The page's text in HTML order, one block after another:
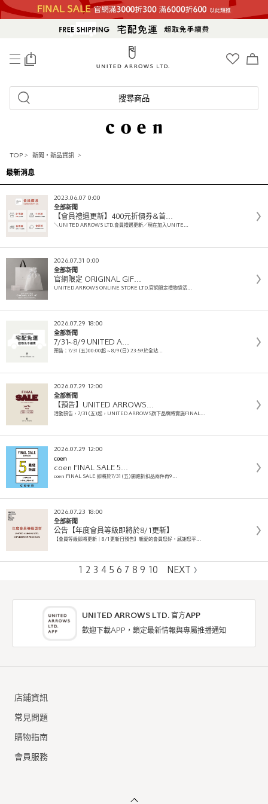
搜尋商品
TOP > 新聞・新品資訊 >
最新消息
2023.06.07 0:00
全部新聞
【會員禮遇更新】400元折價券&首…
＼UNITED ARROWS LTD.會員禮遇更新／現在加入UNITE…
2026.07.31 0:00
全部新聞
官網限定 ORIGINAL GIF…
UNITED ARROWS ONLINE STORE LTD.官網限定禮物袋活…
2026.07.29 18:00
全部新聞
7/31~8/9 UNITED A…
預告：7/31(五)00:00起 ~ 8/9(日) 23:59於全站…
2026.07.29 12:00
全部新聞
【預告】UNITED ARROWS…
活動預告，7/31(五)起，UNITED ARROWS旗下品牌將實施FINAL…
2026.07.29 12:00
coen
coen FINAL SALE 5…
coen FINAL SALE 即將於7/31(五)開跑折扣品兩件再9…
2026.07.23 18:00
全部新聞
公告【年度會員等級即將於8/1更新】
【會員等級即將更新｜8/1更新日預告】親愛的會員您好，感謝您平…
1 2 3 4 5 6 7 8 9 10 NEXT
UNITED ARROWS LTD. 官方APP
歡迎下載APP，鎖定最新情報與專屬推播通知
店鋪資訊
常見問題
購物指南
會員服務